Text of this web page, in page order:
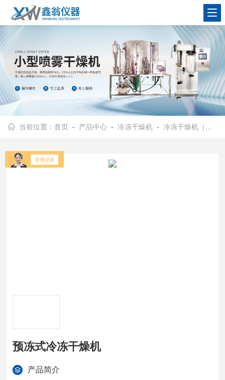
查看更多
当前位置：首页 - 产品中心 -冷冻干燥机 -冷冻干燥机（普通型）
预冻式冷冻干燥机
产品简介